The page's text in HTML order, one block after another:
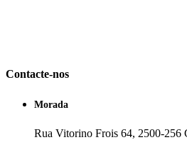
Contacte-nos
Morada
Rua Vitorino Frois 64, 2500-256